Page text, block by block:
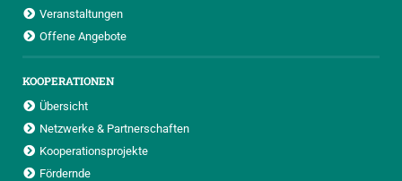
Veranstaltungen
Offene Angebote
KOOPERATIONEN
Übersicht
Netzwerke & Partnerschaften
Kooperationsprojekte
Fördernde